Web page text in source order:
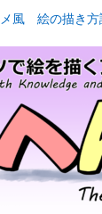
風 絵の描き